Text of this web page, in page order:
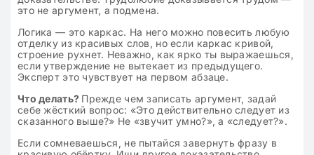
это не аргумент, а подмена.
Логика — это каркас. На него можно повесить любую
отделку из красивых слов, но если каркас кривой,
строение рухнет. Неважно, как ярко ты выражаешься,
если утверждение не вытекает из предыдущего.
Эксперт это чувствует на первом абзаце.
Что делать? Прежде чем записать аргумент, задай
себе жёсткий вопрос: «Это действительно следует из
сказанного выше?» Не «звучит умно?», а «следует?».
Если сомневаешься, не пытайся завернуть фразу в